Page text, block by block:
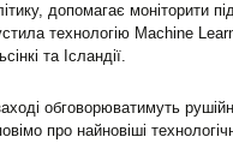
допомагає моніторити
технологію Machine
та Ісландії.
обговорюватимуть
про найновіші